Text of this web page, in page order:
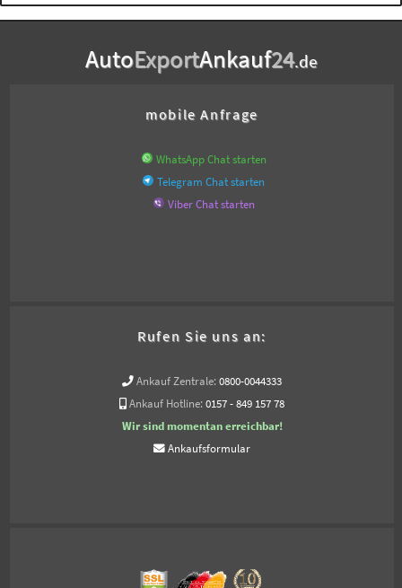
AutoExportAnkauf24.de
mobile Anfrage
WhatsApp Chat starten
Telegram Chat starten
Viber Chat starten
Rufen Sie uns an:
Ankauf Zentrale: 0800-0044333
Ankauf Hotline: 0157 - 849 157 78
Wir sind momentan erreichbar!
Ankaufsformular